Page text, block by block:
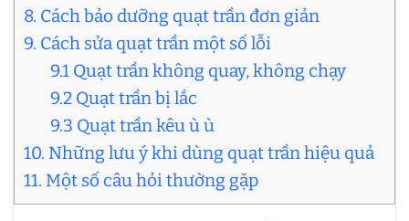
8. Cách bảo dưỡng quạt trần đơn giản
9. Cách sửa quạt trần một số lỗi
9.1 Quạt trần không quay, không chạy
9.2 Quạt trần bị lắc
9.3 Quạt trần kêu ù ù
10. Những lưu ý khi dùng quạt trần hiệu quả
11. Một số câu hỏi thường gặp